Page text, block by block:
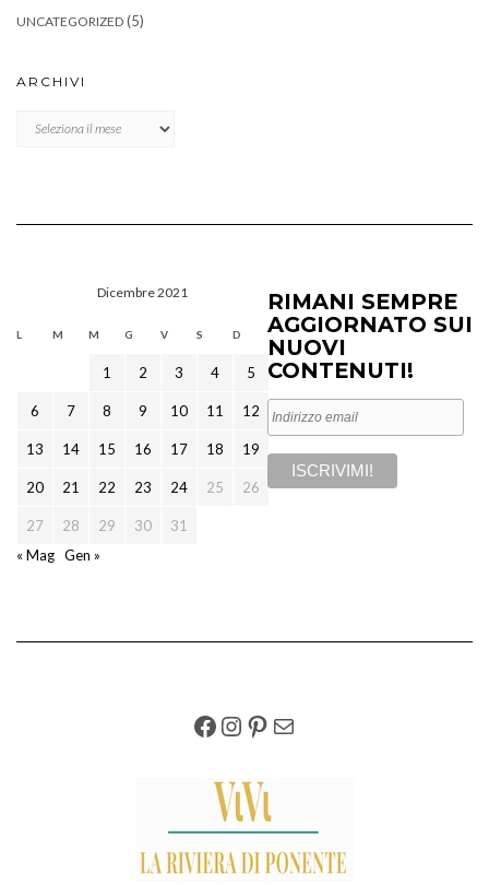
UNCATEGORIZED (5)
ARCHIVI
Dicembre 2021
L M M G V S D
1 2 3 4 5
6 7 8 9 10 11 12
13 14 15 16 17 18 19
20 21 22 23 24 25 26
27 28 29 30
31
« Mag Gen »
RIMANI SEMPRE
AGGIORNATO SUI
NUOVI
CONTENUTI!
FACEBOOK
INSTAGRAM
PINTEREST
EMAIL